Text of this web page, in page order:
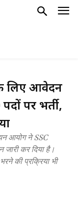
लिए आवेदन
पर भर्ती,
आयोग ने SSC
कर दिया है।
की प्रक्रिया भी